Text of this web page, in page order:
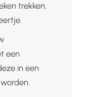
trekken.
een
in een